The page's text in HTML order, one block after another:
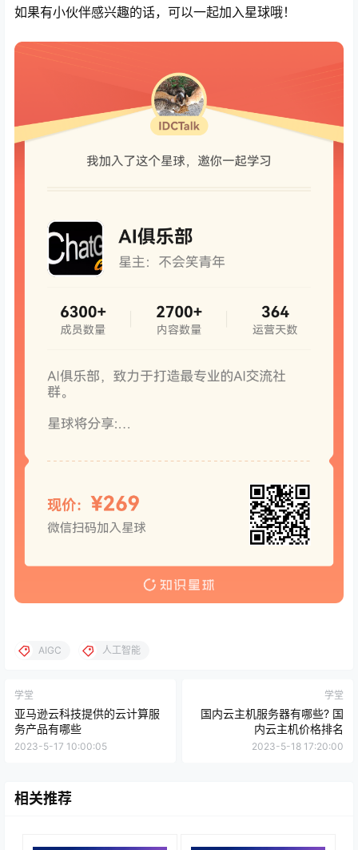
如果有小伙伴感兴趣的话，可以一起加入星球哦！
AIGC 人工智能
学堂
亚马逊云科技提供的云计算服
务产品有哪些
2023-5-17 10:00:05
学堂
国内云主机服务器有哪些? 国
内云主机价格排名
2023-5-18 17:20:00
相关推荐